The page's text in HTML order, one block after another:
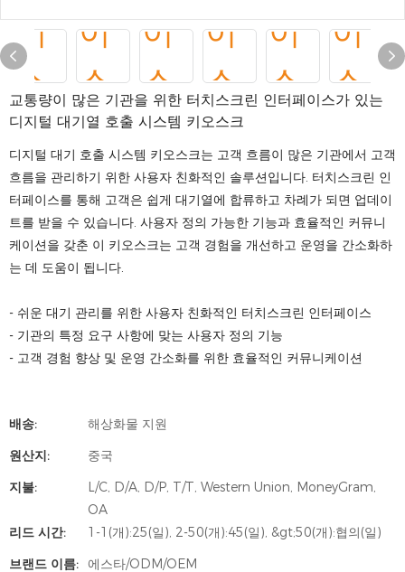
교통량이 많은 기관을 위한 터치스크린 인터페이스가 있는
디지털 대기열 호출 시스템 키오스크
디지털 대기 호출 시스템 키오스크는 고객 흐름이 많은 기관에서 고객
흐름을 관리하기 위한 사용자 친화적인 솔루션입니다. 터치스크린 인
터페이스를 통해 고객은 쉽게 대기열에 합류하고 차례가 되면 업데이
트를 받을 수 있습니다. 사용자 정의 가능한 기능과 효율적인 커뮤니
케이션을 갖춘 이 키오스크는 고객 경험을 개선하고 운영을 간소화하
는 데 도움이 됩니다.
- 쉬운 대기 관리를 위한 사용자 친화적인 터치스크린 인터페이스
- 기관의 특정 요구 사항에 맞는 사용자 정의 기능
- 고객 경험 향상 및 운영 간소화를 위한 효율적인 커뮤니케이션
배송:
해상화물 지원
원산지:
중국
지불:
L/C, D/A, D/P, T/T, Western Union, MoneyGram,
OA
리드 시간:
1-1(개):25(일), 2-50(개):45(일), &gt;50(개):협의(일)
브랜드 이름:
에스타/ODM/OEM